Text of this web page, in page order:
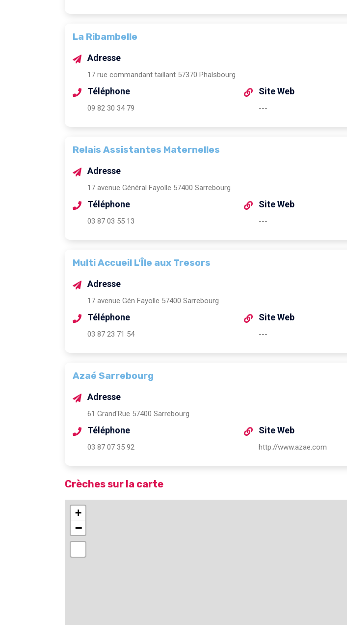
La Ribambelle
Adresse
17 rue commandant taillant 57370 Phalsbourg
Téléphone
09 82 30 34 79
Site Web
---
Relais Assistantes Maternelles
Adresse
17 avenue Général Fayolle 57400 Sarrebourg
Téléphone
03 87 03 55 13
Site Web
---
Multi Accueil L'Île aux Tresors
Adresse
17 avenue Gén Fayolle 57400 Sarrebourg
Téléphone
03 87 23 71 54
Site Web
---
Azaé Sarrebourg
Adresse
61 Grand'Rue 57400 Sarrebourg
Téléphone
03 87 07 35 92
Site Web
http://www.azae.com
Crèches sur la carte
+
−